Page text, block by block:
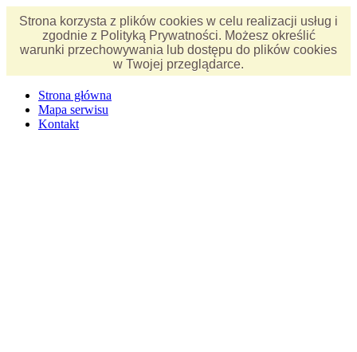
Strona korzysta z plików cookies w celu realizacji usług i
zgodnie z Polityką Prywatności. Możesz określić
warunki przechowywania lub dostępu do plików cookies
w Twojej przeglądarce.
Strona główna
Mapa serwisu
Kontakt